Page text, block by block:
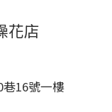
花店
16號一樓